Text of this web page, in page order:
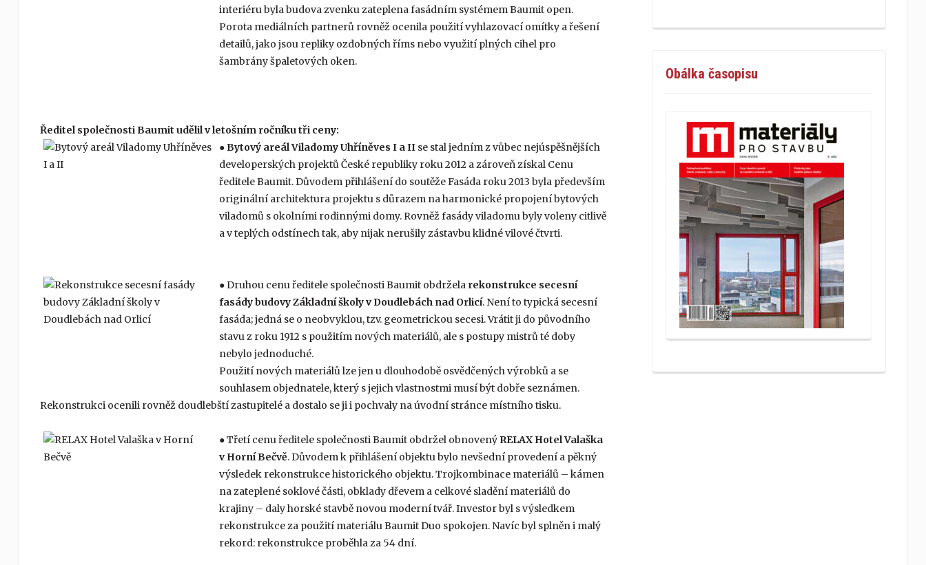
interiéru byla budova zvenku zateplena fasádním systémem Baumit open.
Porota mediálních partnerů rovněž ocenila použití vyhlazovací omítky a řešení
detailů, jako jsou repliky ozdobných říms nebo využití plných cihel pro
šambrány špaletových oken.
Ředitel společnosti Baumit udělil v letošním ročníku tři ceny:
●Bytový areál Viladomy Uhříněves I a II se stal jedním z vůbec nejúspěšnějších
developerských projektů České republiky roku 2012 a zároveň získal Cenu
ředitele Baumit. Důvodem přihlášení do soutěže Fasáda roku 2013 byla především
originální architektura projektu s důrazem na harmonické propojení bytových
viladomů s okolními rodinnými domy. Rovněž fasády viladomu byly voleny citlivě
a v teplých odstínech tak, aby nijak nerušily zástavbu klidné vilové čtvrti.
● Druhou cenu ředitele společnosti Baumit obdržela rekonstrukce secesní
fasády budovy Základní školy v Doudlebách nad Orlicí. Není to typická secesní
fasáda; jedná se o neobvyklou, tzv. geometrickou secesi. Vrátit ji do původního
stavu z roku 1912 s použitím nových materiálů, ale s postupy mistrů té doby
nebylo jednoduché.
Použití nových materiálů lze jen u dlouhodobě osvědčených výrobků a se
souhlasem objednatele, který s jejich vlastnostmi musí být dobře seznámen.
Rekonstrukci ocenili rovněž doudlebští zastupitelé a dostalo se ji i pochvaly na úvodní stránce místního tisku.
● Třetí cenu ředitele společnosti Baumit obdržel obnovený RELAX Hotel Valaška
v Horní Bečvě. Důvodem k přihlášení objektu bylo nevšední provedení a pěkný
výsledek rekonstrukce historického objektu. Trojkombinace materiálů – kámen
na zateplené soklové části, obklady dřevem a celkové sladění materiálů do
krajiny – daly horské stavbě novou moderní tvář. Investor byl s výsledkem
rekonstrukce za použití materiálu Baumit Duo spokojen. Navíc byl splněn i malý
rekord: rekonstrukce proběhla za 54 dní.
Obálka časopisu